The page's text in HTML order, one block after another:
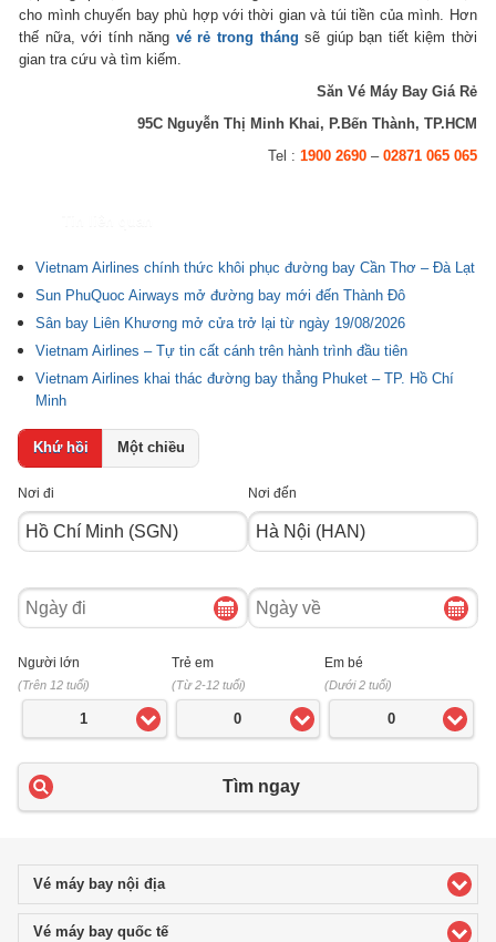
cho mình chuyến bay phù hợp với thời gian và túi tiền của mình. Hơn
thế nữa, với tính năng vé rẻ trong tháng sẽ giúp bạn tiết kiệm thời
gian tra cứu và tìm kiếm.
Săn Vé Máy Bay Giá Rẻ
95C Nguyễn Thị Minh Khai, P.Bến Thành, TP.HCM
Tel : 1900 2690– 02871 065 065
Vietnam Airlines chính thức khôi phục đường bay Cần Thơ – Đà Lạt
Sun PhuQuoc Airways mở đường bay mới đến Thành Đô
Sân bay Liên Khương mở cửa trở lại từ ngày 19/08/2026
Vietnam Airlines – Tự tin cất cánh trên hành trình đầu tiên
Vietnam Airlines khai thác đường bay thẳng Phuket – TP. Hồ Chí
Minh
Khứ hồi Một chiều
Nơi đi Nơi đến
Ngày
đi
Ngày
về
Người lớn
(Trên 12 tuổi)
1
Trẻ em
(Từ 2-12 tuổi)
0
Em bé
(Dưới 2 tuổi)
0
Tìm ngay
Vé máy bay nội địaclick to expand contents
Vé máy bay quốc tếclick to expand contents